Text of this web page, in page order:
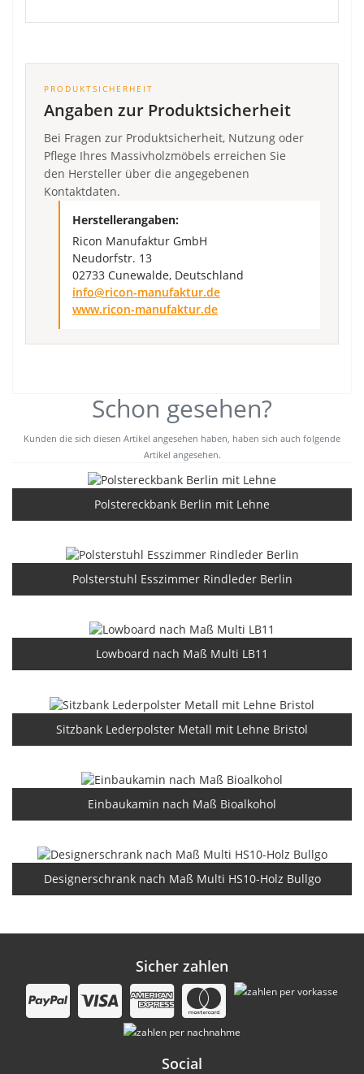
PRODUKTSICHERHEIT
Angaben zur Produktsicherheit
Bei Fragen zur Produktsicherheit, Nutzung oder
Pflege Ihres Massivholzmöbels erreichen Sie
den Hersteller über die angegebenen
Kontaktdaten.
Herstellerangaben:
Ricon Manufaktur GmbH
Neudorfstr. 13
02733 Cunewalde, Deutschland
info@ricon-manufaktur.de
www.ricon-manufaktur.de
Schon gesehen?
Kunden die sich diesen Artikel angesehen haben, haben sich auch folgende
Artikel angesehen.
Polstereckbank Berlin mit Lehne
Polsterstuhl Esszimmer Rindleder Berlin
Lowboard nach Maß Multi LB11
Sitzbank Lederpolster Metall mit Lehne Bristol
Einbaukamin nach Maß Bioalkohol
Designerschrank nach Maß Multi HS10-Holz Bullgo
Sicher zahlen
Social